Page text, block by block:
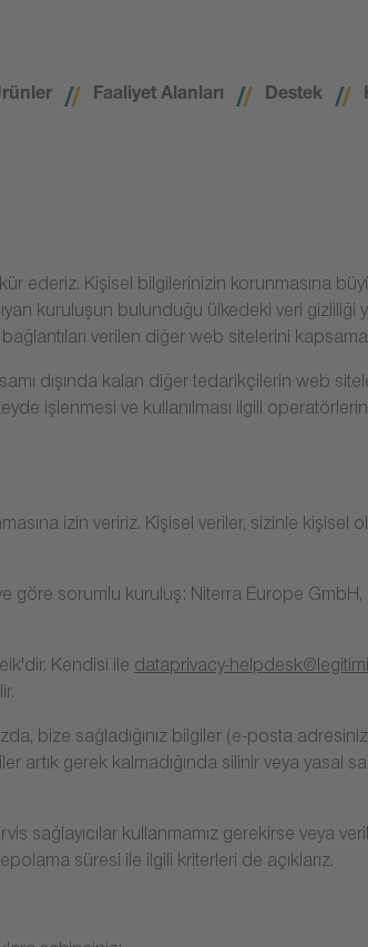
Faaliyet Alanları Destek
ederiz. Kişisel bilgilerinizin korunmasına
kuruluşun bulunduğu ülkedeki veri gizliliği
verilen diğer web sitelerini
dışında kalan diğer tedarikçilerin web
işlenmesi ve kullanılması ilgili
izin veririz. Kişisel veriler, sizinle kişisel
göre sorumlu kuruluş: Niterra Europe
Kendisi ile dataprivacy-
bize sağladığınız bilgiler (e-posta
artık gerek kalmadığında silinir veya yasal
sağlayıcılar kullanmamız gerekirse veya
süresi ile ilgili kriterleri de açıklarız.